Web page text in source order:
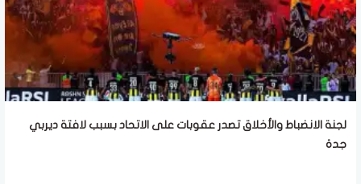
لجنة الانضباط والأخلاق تصدر عقوبات على الاتحاد بسبب لافتة ديربي
جدة